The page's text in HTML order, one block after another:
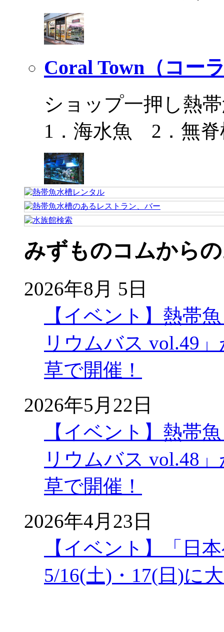
Coral Town（コー
ショップ一押し熱
1．海水魚 2．無脊
みずものコムから
2026年8月 5日
【イベント】熱帯
リウムバス vol.49
草で開催！
2026年5月22日
【イベント】熱帯
リウムバス vol.48
草で開催！
2026年4月23日
【イベント】「日
5/16(土)・17(日)に